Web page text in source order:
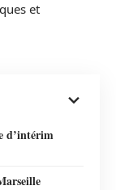
et
d’intérim